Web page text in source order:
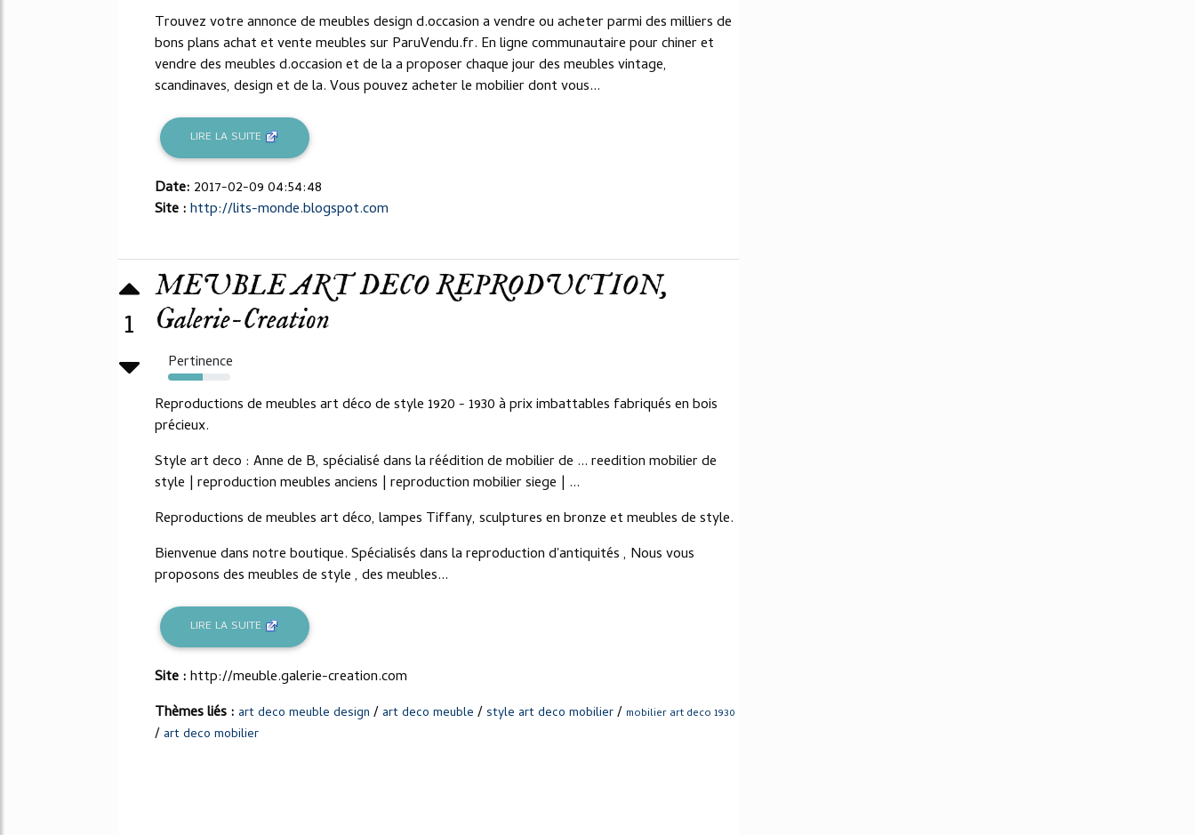
Trouvez votre annonce de meubles design d.occasion a vendre ou acheter parmi des milliers de
bons plans achat et vente meubles sur ParuVendu.fr. En ligne communautaire pour chiner et
vendre des meubles d.occasion et de la a proposer chaque jour des meubles vintage,
scandinaves, design et de la. Vous pouvez acheter le mobilier dont vous...
LIRE LA SUITE
Date: 2017-02-09 04:54:48
Site :http://lits-monde.blogspot.com
1
MEUBLE ART DECO REPRODUCTION,
Galerie-Creation
Pertinence
55%
Reproductions de meubles art déco de style 1920 - 1930 à prix imbattables fabriqués en bois
précieux.
Style art deco : Anne de B, spécialisé dans la réédition de mobilier de ... reedition mobilier de
style | reproduction meubles anciens | reproduction mobilier siege | ...
Reproductions de meubles art déco, lampes Tiffany, sculptures en bronze et meubles de style.
Bienvenue dans notre boutique. Spécialisés dans la reproduction d'antiquités , Nous vous
proposons des meubles de style , des meubles...
LIRE LA SUITE
Site :http://meuble.galerie-creation.com
Thèmes liés : art deco meuble design /art deco meuble /style art deco mobilier/ mobilier art deco 1930
/art deco mobilier